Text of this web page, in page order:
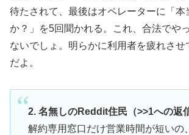
待たされて、最後はオペレーターに「本
か？」を5回聞かれる。これ、合法でや
ないでしょ。明らかに利用者を疲れさせ
だよ。
2. 名無しのReddit住民（>>1への返
解約専用窓口だけ営業時間が短いの